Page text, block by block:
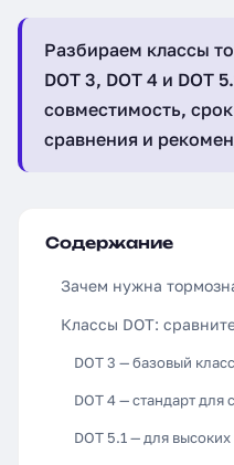
Разбираем классы
DOT 3, DOT 4 и DOT
совместимость,
сравнения и
Содержание
Зачем нужна
Классы DOT:
DOT 3 — базовый класс
DOT 4 — стандарт для
DOT 5.1 — для высоких